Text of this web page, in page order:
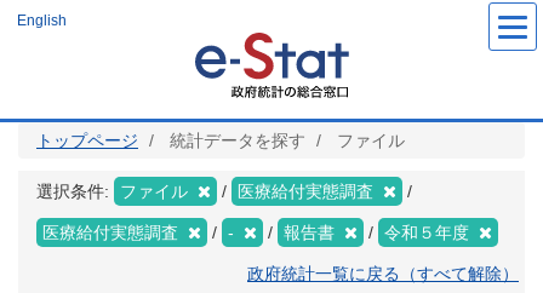
ツ
English
トップページ 統計データを探す ファイル
選択条件: ファイル 医療給付実態調査
医療給付実態調査 - 報告書 令和５年度
政府統計一覧に戻る（すべて解除）